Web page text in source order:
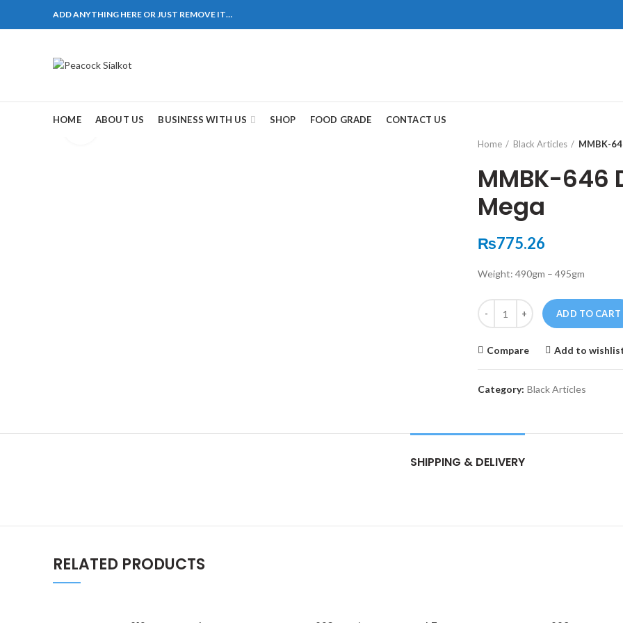
ADD ANYTHING HERE OR JUST REMOVE IT…
HOME ABOUT US BUSINESS WITH US SHOP FOOD GRADE CONTACT US
Home
Black Articles MMBK-
MMBK-646
Mega
₨775.26
Weight: 490gm – 495gm
Quantity
ADD TO CART
Compare Add to
Category: Black Articles
SHIPPING & DELIVERY
RELATED PRODUCTS
Pakistan. HM Comples, Shop# 2, New Airport Road, Gwadar.
這不是因為缺乏性生活，而是因為缺乏溝通，所以保持談話很重
可以很好的幫助你獲得一場高質量的夫妻生活。 犀利士 治療陽